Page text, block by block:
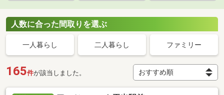
人数に合った間取りを選ぶ
一人暮らし 二人暮らし ファミリー
165件が該当しました。